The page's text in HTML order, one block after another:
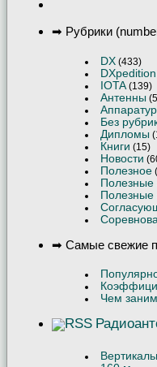
➡ Рубрики
DX (433)
DXpedition
IOTA (139)
Антенны
Без
Дипломы
Книги (15)
Новости
Полезное
Полезные
Полезные
➡ Самые свежие
Чем